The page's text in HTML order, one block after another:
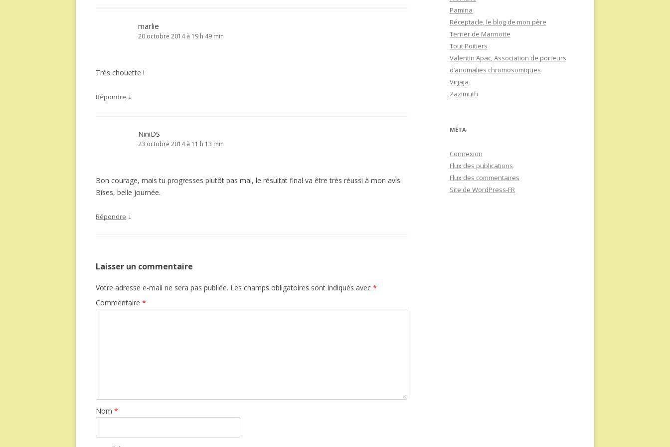
marlie
20 octobre 2014 à 19 h 49 min
Très chouette !
Répondre ↓
NiniDS
23 octobre 2014 à 11 h 13 min
Bon courage, mais tu progresses plutôt pas mal, le résultat final va être très réussi à mon avis.
Bises, belle journée.
Répondre ↓
Laisser un commentaire
Votre adresse e-mail ne sera pas publiée. Les champs obligatoires sont indiqués avec *
Commentaire *
Nom *
Pamina
Réceptacle, le blog de mon père
Terrier de Marmotte
Tout Poitiers
Valentin Apac, Association de porteurs
d’anomalies chromosomiques
Virjaja
Zazimuth
MÉTA
Connexion
Flux des publications
Flux des commentaires
Site de WordPress-FR